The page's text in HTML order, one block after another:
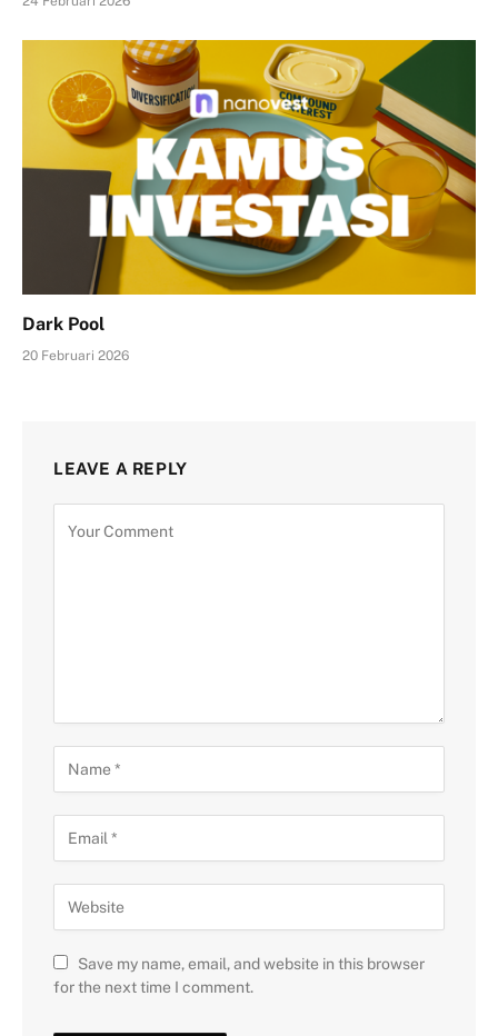
Dark Pool
20 Februari 2026
LEAVE A REPLY
Save my name, email, and website in this browser
for the next time I comment.